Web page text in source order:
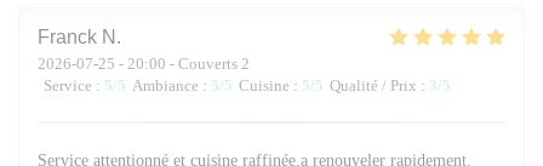
Franck N
2026-07-25 - 20:00 - Couverts 2
Service : 5/5 Ambiance : 5/5 Cuisine : 5/5 Qualité / Prix : 3/5
Service attentionné et cuisine raffinée,a renouveler rapidement.